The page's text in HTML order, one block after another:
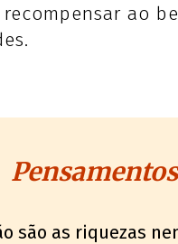
ao
são as riquezas